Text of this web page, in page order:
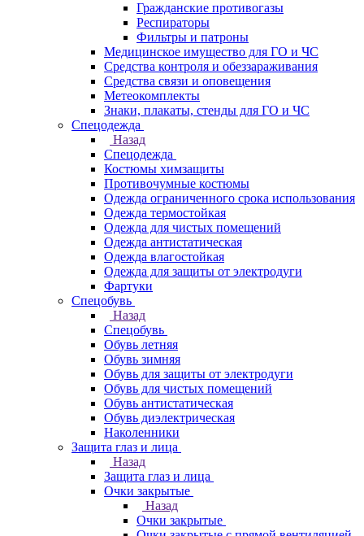
Гражданские противогазы
Респираторы
Фильтры и патроны
Медицинское имущество для ГО и ЧС
Средства контроля и обеззараживания
Средства связи и оповещения
Метеокомплекты
Знаки, плакаты, стенды для ГО и ЧС
Спецодежда
Назад
Спецодежда
Костюмы химзащиты
Противочумные костюмы
Одежда ограниченного срока использования
Одежда термостойкая
Одежда для чистых помещений
Одежда антистатическая
Одежда влагостойкая
Одежда для защиты от электродуги
Фартуки
Спецобувь
Назад
Спецобувь
Обувь летняя
Обувь зимняя
Обувь для защиты от электродуги
Обувь для чистых помещений
Обувь антистатическая
Обувь диэлектрическая
Наколенники
Защита глаз и лица
Назад
Защита глаз и лица
Очки закрытые
Назад
Очки закрытые